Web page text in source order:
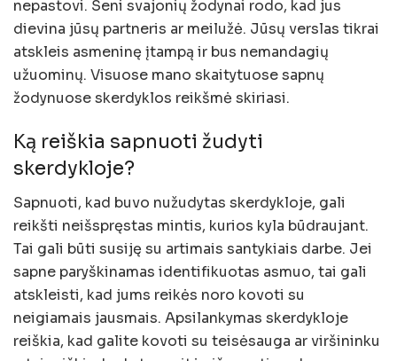
nepastovi. Seni svajonių žodynai rodo, kad jus
dievina jūsų partneris ar meilužė. Jūsų verslas tikrai
atskleis asmeninę įtampą ir bus nemandagių
užuominų. Visuose mano skaitytuose sapnų
žodynuose skerdyklos reikšmė skiriasi.
Ką reiškia sapnuoti žudyti
skerdykloje?
Sapnuoti, kad buvo nužudytas skerdykloje, gali
reikšti neišspręstas mintis, kurios kyla būdraujant.
Tai gali būti susiję su artimais santykiais darbe. Jei
sapne paryškinamas identifikuotas asmuo, tai gali
atskleisti, kad jums reikės noro kovoti su
neigiamais jausmais. Apsilankymas skerdykloje
reiškia, kad galite kovoti su teisėsauga ar viršininku